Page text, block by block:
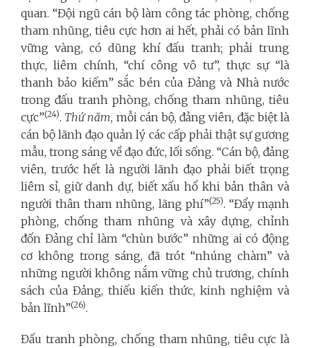
quan. “Đội ngũ cán bộ làm công tác phòng, chống
tham nhũng, tiêu cực hơn ai hết, phải có bản lĩnh
vững vàng, có dũng khí đấu tranh; phải trung
thực, liêm chính, “chí công vô tư”, thực sự “là
thanh bảo kiếm” sắc bén của Đảng và Nhà nước
trong đấu tranh phòng, chống tham nhũng, tiêu
cực”(24). Thứ năm, mỗi cán bộ, đảng viên, đặc biệt là
cán bộ lãnh đạo quản lý các cấp phải thật sự gương
mẫu, trong sáng về đạo đức, lối sống. “Cán bộ, đảng
viên, trước hết là người lãnh đạo phải biết trọng
liêm sỉ, giữ danh dự, biết xấu hổ khi bản thân và
người thân tham nhũng, lãng phí”(25). “Đẩy mạnh
phòng, chống tham nhũng và xây dựng, chỉnh
đốn Đảng chỉ làm “chùn bước” những ai có động
cơ không trong sáng, đã trót “nhúng chàm” và
những người không nắm vững chủ trương, chính
sách của Đảng, thiếu kiến thức, kinh nghiệm và
bản lĩnh”(26).
Đấu tranh phòng, chống tham nhũng, tiêu cực là